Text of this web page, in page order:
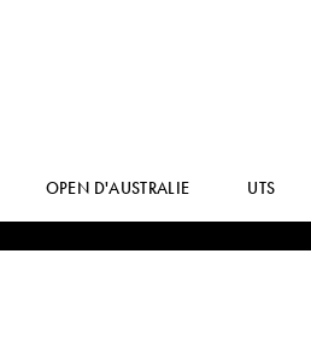
OPEN D'AUSTRALIE UTS